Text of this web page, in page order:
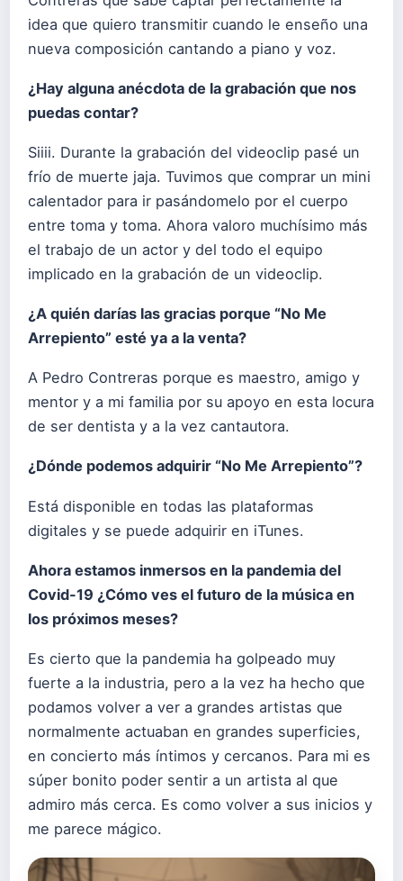
idea que quiero transmitir cuando le enseño una
nueva composición cantando a piano y voz.
¿Hay alguna anécdota de la grabación que nos
puedas contar?
Siiii. Durante la grabación del videoclip pasé un
frío de muerte jaja. Tuvimos que comprar un mini
calentador para ir pasándomelo por el cuerpo
entre toma y toma. Ahora valoro muchísimo más
el trabajo de un actor y del todo el equipo
implicado en la grabación de un videoclip.
¿A quién darías las gracias porque “No Me
Arrepiento” esté ya a la venta?
A Pedro Contreras porque es maestro, amigo y
mentor y a mi familia por su apoyo en esta locura
de ser dentista y a la vez cantautora.
¿Dónde podemos adquirir “No Me Arrepiento”?
Está disponible en todas las plataformas
digitales y se puede adquirir en iTunes.
Ahora estamos inmersos en la pandemia del
Covid-19 ¿Cómo ves el futuro de la música en
los próximos meses?
Es cierto que la pandemia ha golpeado muy
fuerte a la industria, pero a la vez ha hecho que
podamos volver a ver a grandes artistas que
normalmente actuaban en grandes superficies,
en concierto más íntimos y cercanos. Para mi es
súper bonito poder sentir a un artista al que
admiro más cerca. Es como volver a sus inicios y
me parece mágico.